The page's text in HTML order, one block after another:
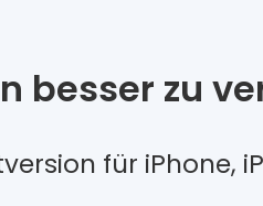
besser zu
für iPhone,